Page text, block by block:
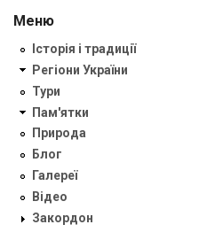
Меню
Історія і традиції
Регіони України
Тури
Пам'ятки
Природа
Блог
Галереї
Відео
Закордон